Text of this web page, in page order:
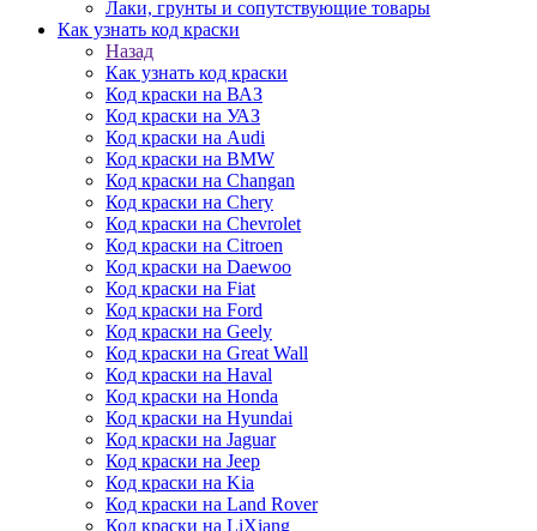
Лаки, грунты и сопутствующие товары
Как узнать код краски
Назад
Как узнать код краски
Код краски на ВАЗ
Код краски на УАЗ
Код краски на Audi
Код краски на BMW
Код краски на Changan
Код краски на Chery
Код краски на Chevrolet
Код краски на Citroen
Код краски на Daewoo
Код краски на Fiat
Код краски на Ford
Код краски на Geely
Код краски на Great Wall
Код краски на Haval
Код краски на Honda
Код краски на Hyundai
Код краски на Jaguar
Код краски на Jeep
Код краски на Kia
Код краски на Land Rover
Код краски на LiXiang